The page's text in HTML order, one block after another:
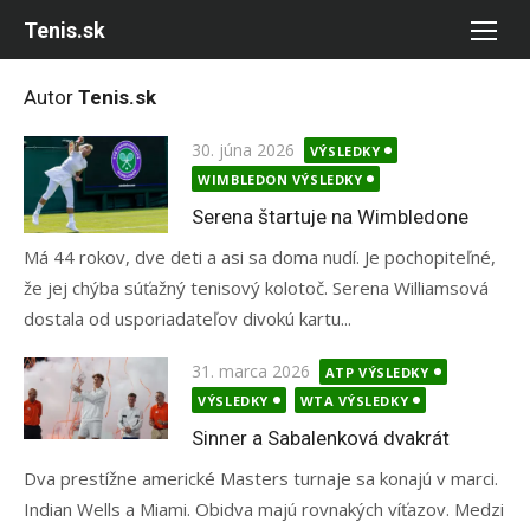
Tenis.sk
Autor Tenis.sk
Posted
on
30. júna 2026
VÝSLEDKY
WIMBLEDON VÝSLEDKY
Serena štartuje na Wimbledone
Má 44 rokov, dve deti a asi sa doma nudí. Je pochopiteľné,
že jej chýba súťažný tenisový kolotoč. Serena Williamsová
dostala od usporiadateľov divokú kartu...
Posted
on
31. marca 2026
ATP VÝSLEDKY
VÝSLEDKY
WTA VÝSLEDKY
Sinner a Sabalenková dvakrát
Dva prestížne americké Masters turnaje sa konajú v marci.
Indian Wells a Miami. Obidva majú rovnakých víťazov. Medzi